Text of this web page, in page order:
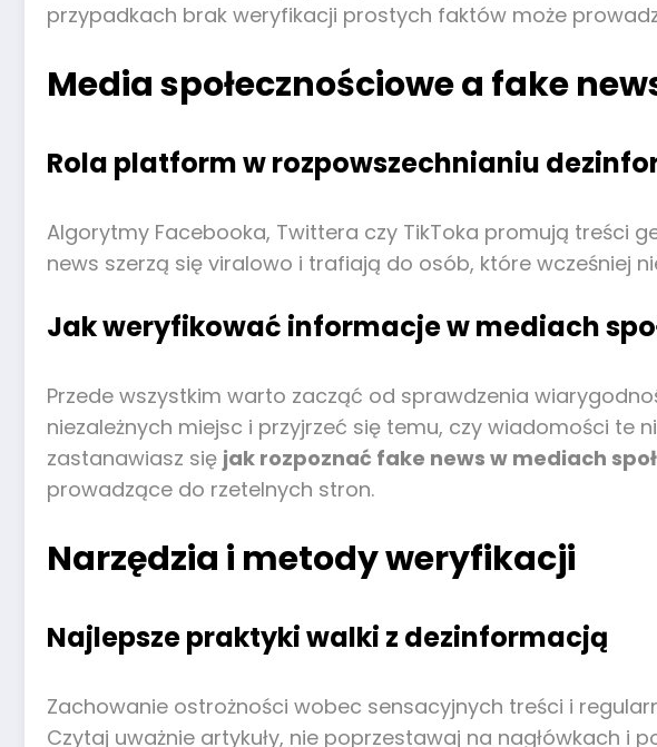
przypadkach brak weryfikacji prostych faktów może
Media społecznościowe a fake
Rola platform w rozpowszechnianiu
Algorytmy Facebooka, Twittera czy TikToka promują treści
news szerzą się viralowo i trafiają do osób, które wcześniej
Jak weryfikować informacje w mediach
Przede wszystkim warto zacząć od sprawdzenia
niezależnych miejsc i przyjrzeć się temu, czy wiadomości te
zastanawiasz się jak rozpoznać fake news w mediach
prowadzące do rzetelnych stron.
Narzędzia i metody weryfikacji
Najlepsze praktyki walki z dezinformacją
Zachowanie ostrożności wobec sensacyjnych treści i
Czytaj uważnie artykuły, nie poprzestawaj na nagłówkach i